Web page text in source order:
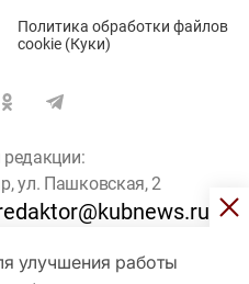
улучшения работы
Политика обработки файлов
cookie (Куки)
ул. Пашковская, 2
старше 16 лет